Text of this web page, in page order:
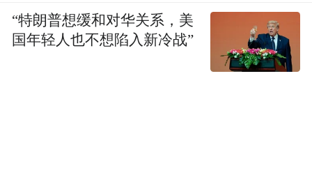
“特朗普想缓和对华关系，美
国年轻人也不想陷入新冷战”